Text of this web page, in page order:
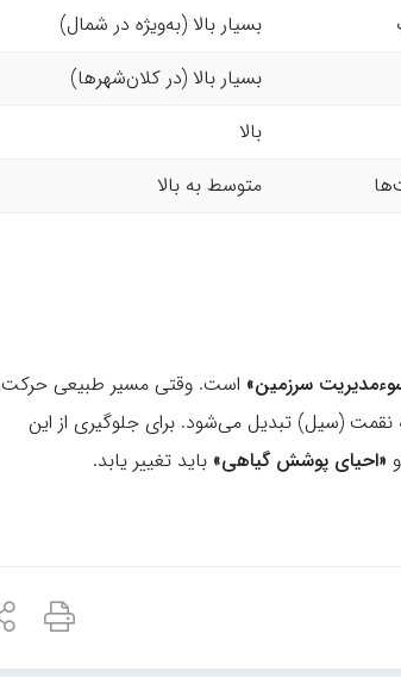
بسیار بالا (به‌ویژه در شمال)
بسیار بالا (در کلان‌شهرها)
بالا
متوسط به بالا
سرزمین» است. وقتی مسیر طبیعی حرکت
(سیل) تبدیل می‌شود. برای جلوگیری از این
و «احیای پوشش گیاهی» باید تغییر یابد.